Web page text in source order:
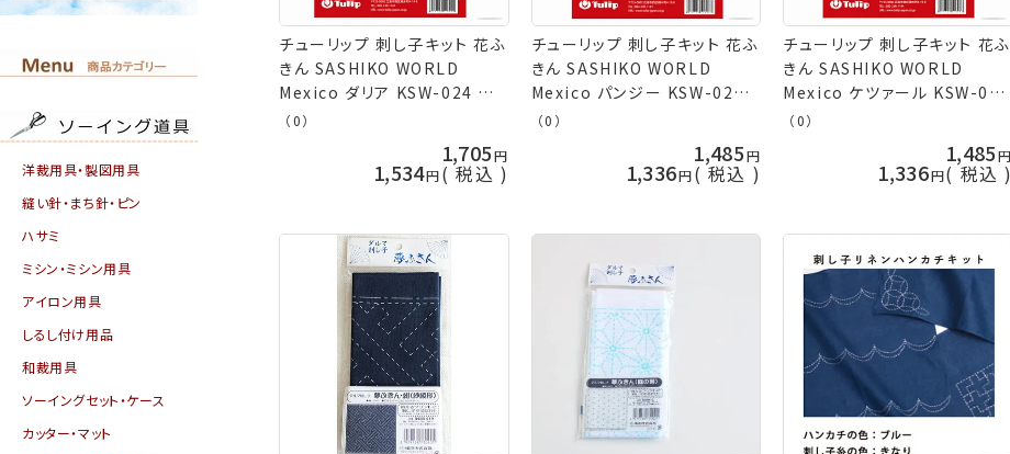
洋裁用具・製図用具
縫い針・まち針・ピン
ハサミ
ミシン・ミシン用具
アイロン用具
しるし付け用品
和裁用具
ソーイングセット・ケース
カッター・マット
チューリップ 刺し子キット 花ふ
きん SASHIKO WORLD
Mexico ダリア KSW-024 ネ
コポス可 取寄せ商品 terai 手
（0）
1,705
1,534 税込
チューリップ 刺し子キット 花ふ
きん SASHIKO WORLD
Mexico パンジー KSW-023
ネコポス可 取寄せ商品 terai
（0）
1,485
1,336 税込
チューリップ 刺し子キット 花ふ
きん SASHIKO WORLD
Mexico ケツァール KSW-021
ネコポス可 取寄せ商品 terai
（0）
1,485
1,336 税込